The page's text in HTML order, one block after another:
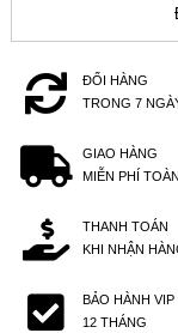
ĐỔI HÀNG
TRONG 7
GIAO HÀNG
MIỄN PHÍ
THANH TOÁN
KHI NHẬN
BẢO HÀNH VIP
12 THÁNG